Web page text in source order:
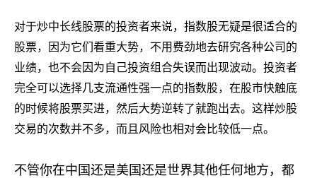
对于炒中长线股票的投资者来说，指数股无疑是很适合的
股票，因为它们看重大势，不用费劲地去研究各种公司的
业绩，也不会因为自己投资组合失误而出现波动。投资者
完全可以选择几支流通性强一点的指数股，在股市快触底
的时候将股票买进，然后大势逆转了就跑出去。这样炒股
交易的次数并不多，而且风险也相对会比较低一点。
不管你在中国还是美国还是世界其他任何地方，都